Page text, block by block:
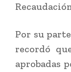
Por su
recordó
aprobadas